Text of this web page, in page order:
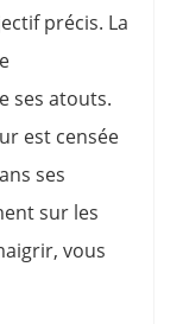
précis. La
ses atouts.
est censée
ses
sur les
vous